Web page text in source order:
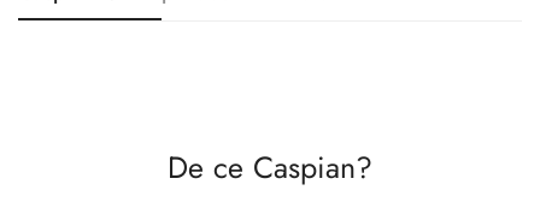
De ce Caspian?
No, I'm not Yes, I am